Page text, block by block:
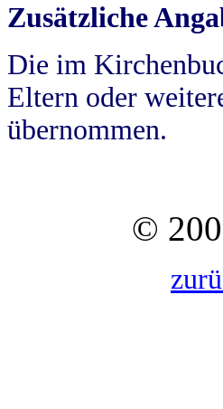
Zusätzliche
Die im
Eltern oder
übernommen.
©